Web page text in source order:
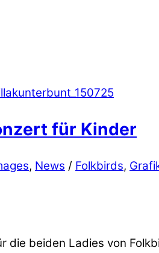
für Kinder
, News / Folkbirds,
die beiden Ladies von